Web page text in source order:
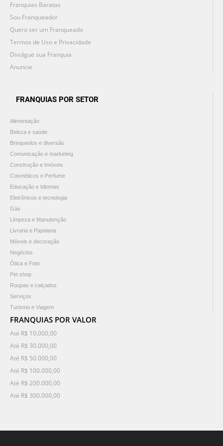
Franquias Baratas
Sou Franqueador
Quero ser um Franqueado
Termos de Uso e Privacidade
Divulgue sua Franquia
Anuncie
FRANQUIAS POR SETOR
Alimentação
Beleza e saúde
Brinquedos e diversão
Comunicação e marketing
Construção e Imóveis
Cosméticos e Perfume
Educação e Idiomas
Eletrônicos e tecnologia
Gás
Limpeza e Manutenção
Livraria e Papelaria
Móveis e decoração
Negócios
Ótica e Foto
Pet shop
Roupas e calçados
Serviços
Turismo e Viagem
FRANQUIAS POR VALOR
Até R$ 10.000,00
Até R$ 30.000,00
Até R$ 50.000,00
Até R$ 100.000,00
Até R$ 200.000,00
Até R$ 300.000,00